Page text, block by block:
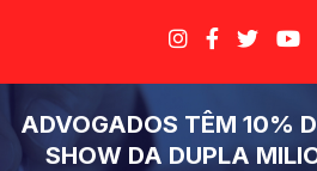
ADVOGADOS TÊM 10%
SHOW DA DUPLA